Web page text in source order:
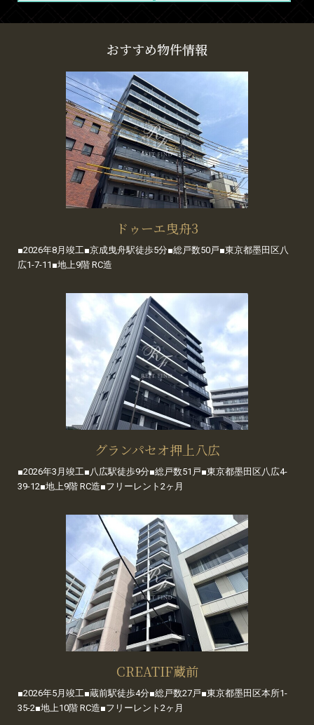
おすすめ物件情報
ドゥーエ曳舟3
■2026年8月竣工■京成曳舟駅徒歩5分■総戸数50戸■東京都墨田区八
広1-7-11■地上9階 RC造
グランパセオ押上八広
■2026年3月竣工■八広駅徒歩9分■総戸数51戸■東京都墨田区八広4-
39-12■地上9階 RC造■フリーレント2ヶ月
CREATIF蔵前
■2026年5月竣工■蔵前駅徒歩4分■総戸数27戸■東京都墨田区本所1-
35-2■地上10階 RC造■フリーレント2ヶ月